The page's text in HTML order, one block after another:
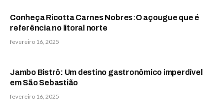
Conheça Ricotta Carnes Nobres:O açougue que é
referência no litoral norte
fevereiro 16, 2025
Jambo Bistrô: Um destino gastronômico imperdível
em São Sebastião
fevereiro 16, 2025